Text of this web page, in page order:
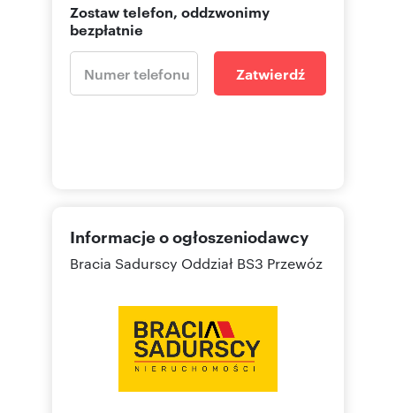
Zostaw telefon, oddzwonimy
bezpłatnie
Zatwierdź
Informacje o ogłoszeniodawcy
Bracia Sadurscy Oddział BS3 Przewóz